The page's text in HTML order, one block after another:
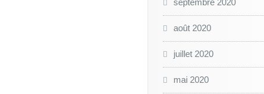
septembre 2020
août 2020
juillet 2020
mai 2020